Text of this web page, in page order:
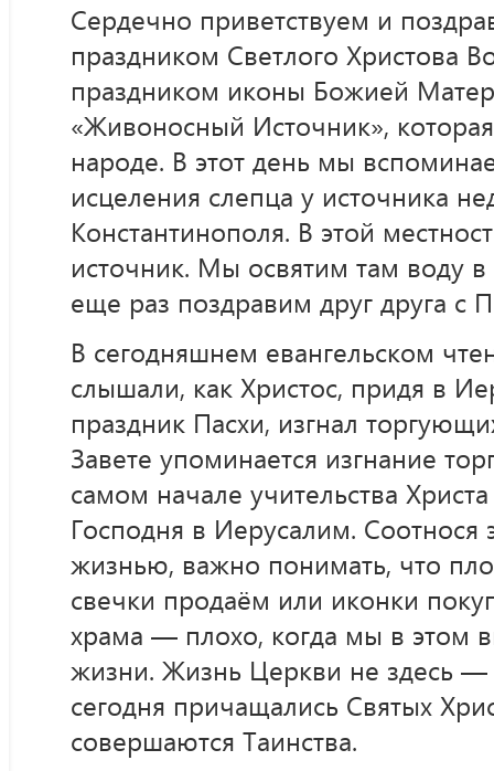
Сердечно приветствуем и
праздником Светлого Христова
праздником иконы Божией
«Живоносный Источник»,
народе. В этот день мы
исцеления слепца у источника
Константинополя. В этой
источник. Мы освятим там воду
еще раз поздравим друг друга с
В сегодняшнем евангельском
слышали, как Христос, придя в
праздник Пасхи, изгнал
Завете упоминается изгнание
самом начале учительства
Господня в Иерусалим. Соотнося
жизнью, важно понимать, что
свечки продаём или иконки
храма — плохо, когда мы в этом
жизни. Жизнь Церкви не здесь —
сегодня причащались Святых
совершаются Таинства.